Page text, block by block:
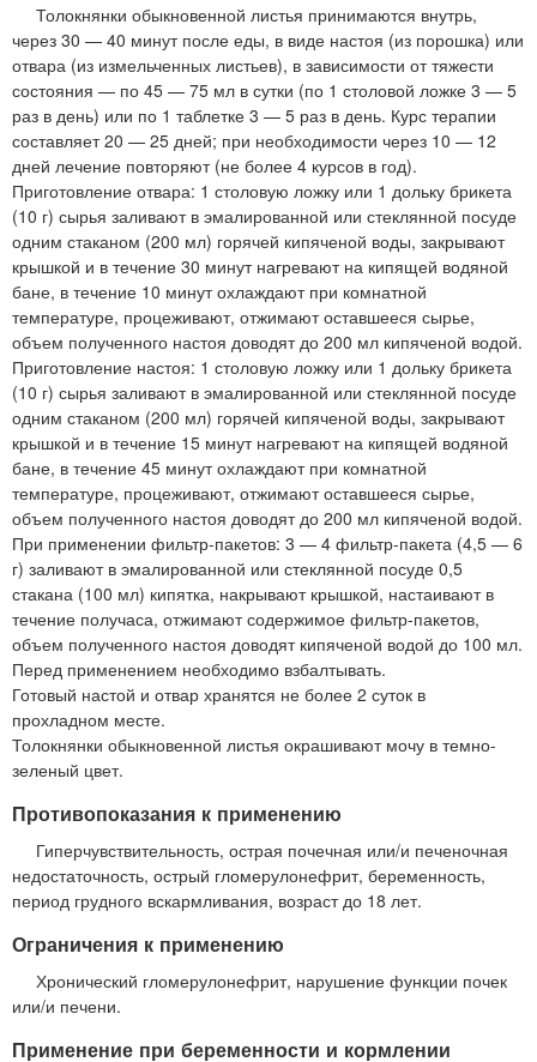
Толокнянки обыкновенной листья принимаются внутрь,
через 30 — 40 минут после еды, в виде настоя (из порошка) или
отвара (из измельченных листьев), в зависимости от тяжести
состояния — по 45 — 75 мл в сутки (по 1 столовой ложке 3 — 5
раз в день) или по 1 таблетке 3 — 5 раз в день. Курс терапии
составляет 20 — 25 дней; при необходимости через 10 — 12
дней лечение повторяют (не более 4 курсов в год).
Приготовление отвара: 1 столовую ложку или 1 дольку брикета
(10 г) сырья заливают в эмалированной или стеклянной посуде
одним стаканом (200 мл) горячей кипяченой воды, закрывают
крышкой и в течение 30 минут нагревают на кипящей водяной
бане, в течение 10 минут охлаждают при комнатной
температуре, процеживают, отжимают оставшееся сырье,
объем полученного настоя доводят до 200 мл кипяченой водой.
Приготовление настоя: 1 столовую ложку или 1 дольку брикета
(10 г) сырья заливают в эмалированной или стеклянной посуде
одним стаканом (200 мл) горячей кипяченой воды, закрывают
крышкой и в течение 15 минут нагревают на кипящей водяной
бане, в течение 45 минут охлаждают при комнатной
температуре, процеживают, отжимают оставшееся сырье,
объем полученного настоя доводят до 200 мл кипяченой водой.
При применении фильтр-пакетов: 3 — 4 фильтр-пакета (4,5 — 6
г) заливают в эмалированной или стеклянной посуде 0,5
стакана (100 мл) кипятка, накрывают крышкой, настаивают в
течение получаса, отжимают содержимое фильтр-пакетов,
объем полученного настоя доводят кипяченой водой до 100 мл.
Перед применением необходимо взбалтывать.
Готовый настой и отвар хранятся не более 2 суток в
прохладном месте.
Толокнянки обыкновенной листья окрашивают мочу в темно-
зеленый цвет.
Противопоказания к применению
Гиперчувствительность, острая почечная или/и печеночная
недостаточность, острый гломерулонефрит, беременность,
период грудного вскармливания, возраст до 18 лет.
Ограничения к применению
Хронический гломерулонефрит, нарушение функции почек
или/и печени.
Применение при беременности и кормлении